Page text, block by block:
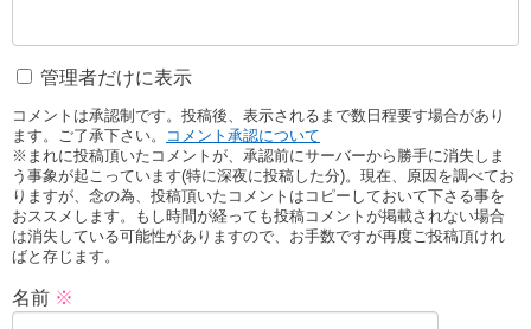
管理者だけに表示
コメントは承認制です。投稿後、表示されるまで数日程要す場合があり
ます。ご了承下さい。
コメント承認について
※まれに投稿頂いたコメントが、承認前にサーバーから勝手に消失しま
う事象が起こっています(特に深夜に投稿した分)。現在、原因を調べてお
りますが、念の為、投稿頂いたコメントはコピーしておいて下さる事を
おススメします。もし時間が経っても投稿コメントが掲載されない場合
は消失している可能性がありますので、お手数ですが再度ご投稿頂けれ
ばと存じます。
名前 ※